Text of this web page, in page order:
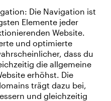
Die Navigation ist
Elemente jeder
Website.
und optimierte
dass du
die allgemeine
erhöhst. Die
trägt dazu bei,
und gleichzeitig